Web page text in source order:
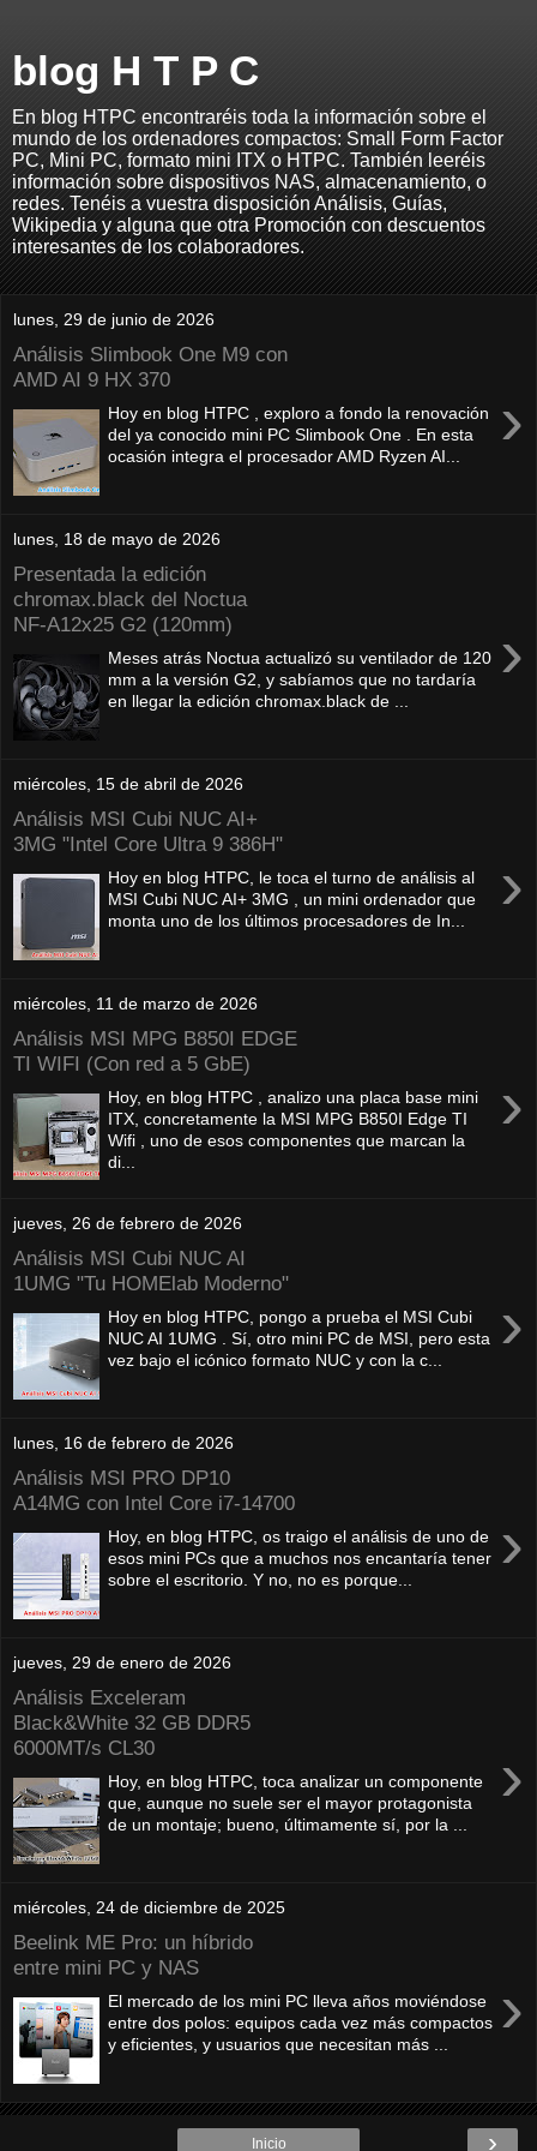
blog H T P C
En blog HTPC encontraréis toda la información sobre el
mundo de los ordenadores compactos: Small Form Factor
PC, Mini PC, formato mini ITX o HTPC. También leeréis
información sobre dispositivos NAS, almacenamiento, o
redes. Tenéis a vuestra disposición Análisis, Guías,
Wikipedia y alguna que otra Promoción con descuentos
interesantes de los colaboradores.
lunes, 29 de junio de 2026
Análisis Slimbook One M9 con
AMD AI 9 HX 370
›
Hoy en blog HTPC , exploro a fondo la renovación
del ya conocido mini PC Slimbook One . En esta
ocasión integra el procesador AMD Ryzen AI...
lunes, 18 de mayo de 2026
Presentada la edición
chromax.black del Noctua
NF‑A12x25 G2 (120mm)
›
Meses atrás Noctua actualizó su ventilador de 120
mm a la versión G2, y sabíamos que no tardaría
en llegar la edición chromax.black de ...
miércoles, 15 de abril de 2026
Análisis MSI Cubi NUC AI+
3MG "Intel Core Ultra 9 386H"
›
Hoy en blog HTPC, le toca el turno de análisis al
MSI Cubi NUC AI+ 3MG , un mini ordenador que
monta uno de los últimos procesadores de In...
miércoles, 11 de marzo de 2026
Análisis MSI MPG B850I EDGE
TI WIFI (Con red a 5 GbE)
›
Hoy, en blog HTPC , analizo una placa base mini
ITX, concretamente la MSI MPG B850I Edge TI
Wifi , uno de esos componentes que marcan la
di...
jueves, 26 de febrero de 2026
Análisis MSI Cubi NUC AI
1UMG "Tu HOMElab Moderno"
›
Hoy en blog HTPC, pongo a prueba el MSI Cubi
NUC AI 1UMG . Sí, otro mini PC de MSI, pero esta
vez bajo el icónico formato NUC y con la c...
lunes, 16 de febrero de 2026
Análisis MSI PRO DP10
A14MG con Intel Core i7-14700
›
Hoy, en blog HTPC, os traigo el análisis de uno de
esos mini PCs que a muchos nos encantaría tener
sobre el escritorio. Y no, no es porque...
jueves, 29 de enero de 2026
Análisis Exceleram
Black&White 32 GB DDR5
6000MT/s CL30
›
Hoy, en blog HTPC, toca analizar un componente
que, aunque no suele ser el mayor protagonista
de un montaje; bueno, últimamente sí, por la ...
miércoles, 24 de diciembre de 2025
Beelink ME Pro: un híbrido
entre mini PC y NAS
›
El mercado de los mini PC lleva años moviéndose
entre dos polos: equipos cada vez más compactos
y eficientes, y usuarios que necesitan más ...
›
Inicio